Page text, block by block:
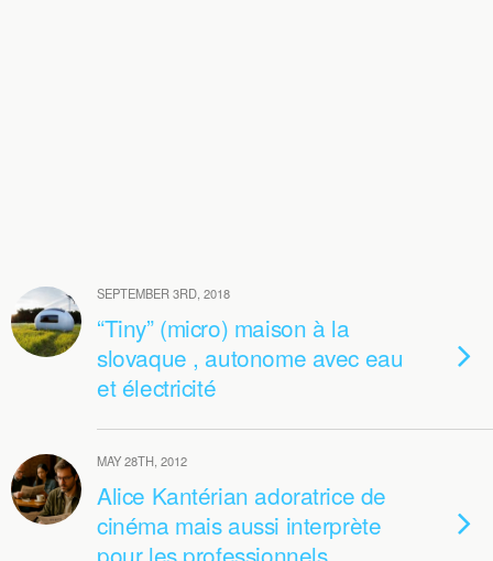
SEPTEMBER 3RD, 2018
“Tiny” (micro) maison à la
slovaque , autonome avec eau
et électricité
MAY 28TH, 2012
Alice Kantérian adoratrice de
cinéma mais aussi interprète
pour les professionnels